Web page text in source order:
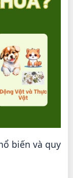
biến và quy